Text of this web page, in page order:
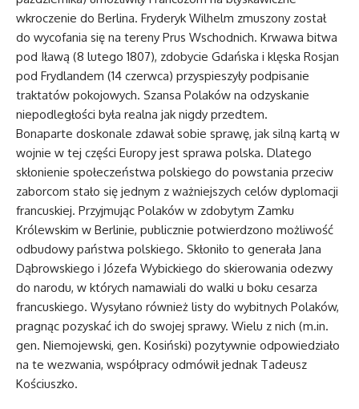
wkroczenie do Berlina. Fryderyk Wilhelm zmuszony został
do wycofania się na tereny Prus Wschodnich. Krwawa bitwa
pod Iławą (8 lutego 1807), zdobycie Gdańska i klęska Rosjan
pod Frydlandem (14 czerwca) przyspieszyły podpisanie
traktatów pokojowych. Szansa Polaków na odzyskanie
niepodległości była realna jak nigdy przedtem.
Bonaparte doskonale zdawał sobie sprawę, jak silną kartą w
wojnie w tej części Europy jest sprawa polska. Dlatego
skłonienie społeczeństwa polskiego do powstania przeciw
zaborcom stało się jednym z ważniejszych celów dyplomacji
francuskiej. Przyjmując Polaków w zdobytym Zamku
Królewskim w Berlinie, publicznie potwierdzono możliwość
odbudowy państwa polskiego. Skłoniło to generała Jana
Dąbrowskiego i Józefa Wybickiego do skierowania odezwy
do narodu, w których namawiali do walki u boku cesarza
francuskiego. Wysyłano również listy do wybitnych Polaków,
pragnąc pozyskać ich do swojej sprawy. Wielu z nich (m.in.
gen. Niemojewski, gen. Kosiński) pozytywnie odpowiedziało
na te wezwania, współpracy odmówił jednak Tadeusz
Kościuszko.